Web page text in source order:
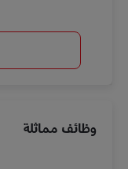
وظائف مماثلة